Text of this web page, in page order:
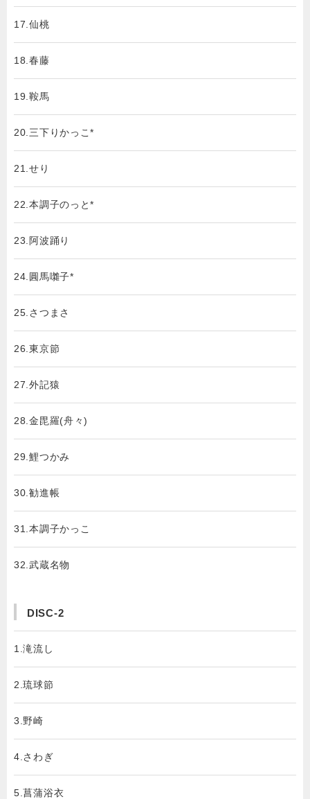
17.仙桃
18.春藤
19.鞍馬
20.三下りかっこ*
21.せり
22.本調子のっと*
23.阿波踊り
24.圓馬囃子*
25.さつまさ
26.東京節
27.外記猿
28.金毘羅(舟々)
29.鯉つかみ
30.勧進帳
31.本調子かっこ
32.武蔵名物
DISC-2
1.滝流し
2.琉球節
3.野崎
4.さわぎ
5.菖蒲浴衣